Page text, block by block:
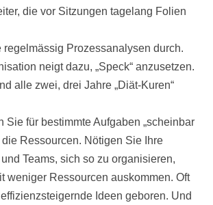
die vor Sitzungen tagelang Folien
regelmässig Prozessanalysen durch.
neigt dazu, „Speck“ anzusetzen.
alle zwei, drei Jahre „Diät-Kuren“
Sie für bestimmte Aufgaben „scheinbar
Ressourcen. Nötigen Sie Ihre
Teams, sich so zu organisieren,
weniger Ressourcen auskommen. Oft
Ideen geboren. Und